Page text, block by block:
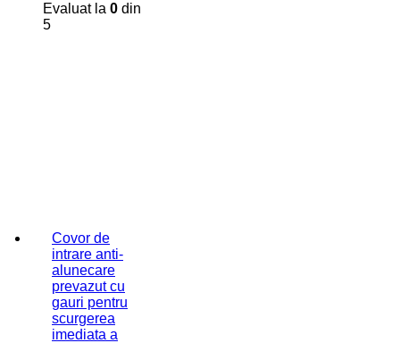
Evaluat la 0 din
5
Covor de
intrare anti-
alunecare
prevazut cu
gauri pentru
scurgerea
imediata a